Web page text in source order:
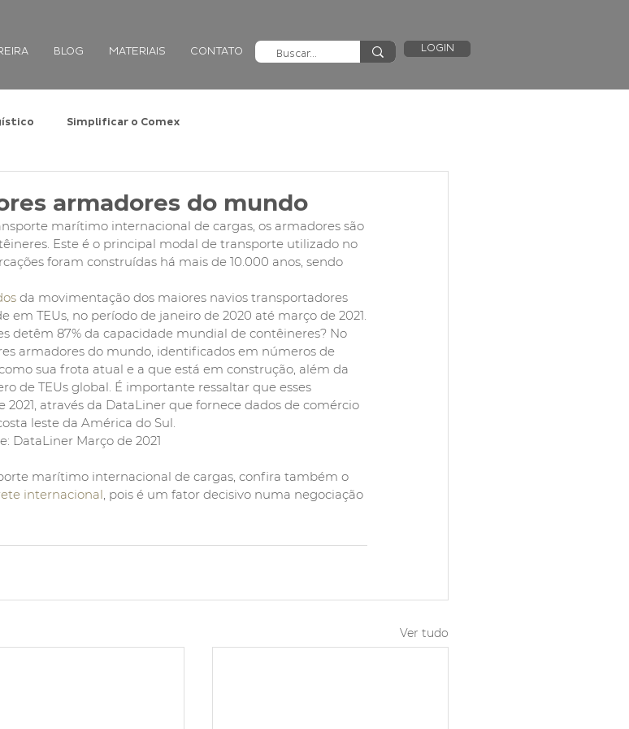
BLOG MATERIAIS CONTATO LOGIN
Simplificar o Comex
armadores do mundo
marítimo internacional de cargas, os armadores são
Este é o principal modal de transporte utilizado no
foram construídas há mais de 10.000 anos, sendo
da movimentação dos maiores navios transportadores
em TEUs, no período de janeiro de 2020 até março de 2021.
detêm 87% da capacidade mundial de contêineres? No
armadores do mundo, identificados em números de
sua frota atual e a que está em construção, além da
de TEUs global. É importante ressaltar que esses
através da DataLiner que fornece dados de comércio
leste da América do Sul.
DataLiner Março de 2021
marítimo internacional de cargas, confira também o
internacional, pois é um fator decisivo numa negociação
Ver tudo